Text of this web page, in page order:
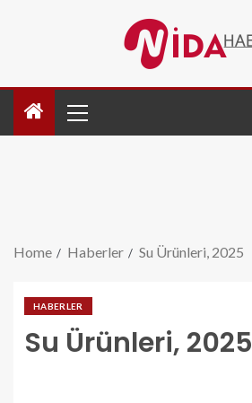
Home Haberler Su Ürünleri, 2025
HABERLER
Su Ürünleri, 2025